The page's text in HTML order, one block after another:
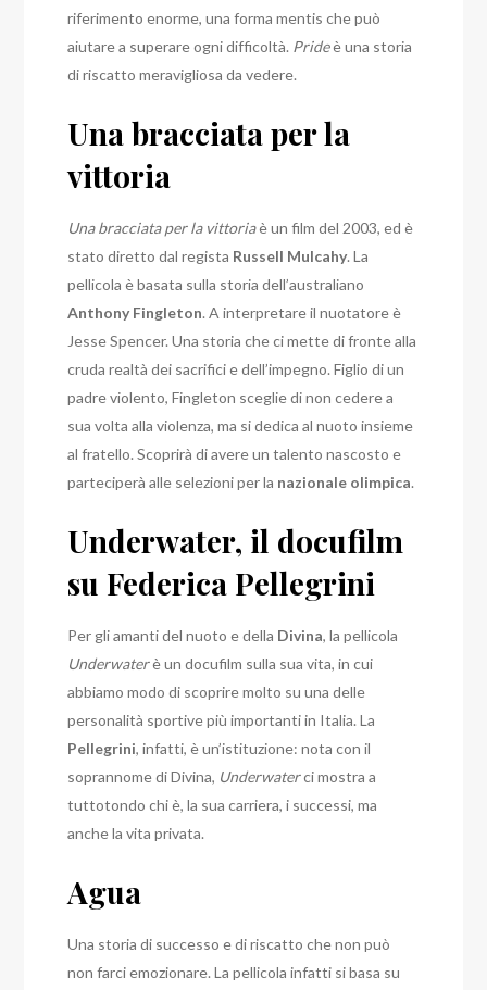
riferimento enorme, una forma mentis che può
aiutare a superare ogni difficoltà. Prideè una storia
di riscatto meravigliosa da vedere.
Una bracciata per la
vittoria
Una bracciata per la vittoriaè un film del 2003, ed è
stato diretto dal regista Russell Mulcahy. La
pellicola è basata sulla storia dell’australiano
Anthony Fingleton. A interpretare il nuotatore è
Jesse Spencer. Una storia che ci mette di fronte alla
cruda realtà dei sacrifici e dell’impegno. Figlio di un
padre violento, Fingleton sceglie di non cedere a
sua volta alla violenza, ma si dedica al nuoto insieme
al fratello. Scoprirà di avere un talento nascosto e
parteciperà alle selezioni per la nazionale olimpica.
Underwater, il docufilm
su Federica Pellegrini
Per gli amanti del nuoto e della Divina, la pellicola
Underwaterè un docufilm sulla sua vita, in cui
abbiamo modo di scoprire molto su una delle
personalità sportive più importanti in Italia. La
Pellegrini, infatti, è un’istituzione: nota con il
soprannome di Divina, Underwaterci mostra a
tuttotondo chi è, la sua carriera, i successi, ma
anche la vita privata.
Agua
Una storia di successo e di riscatto che non può
non farci emozionare. La pellicola infatti si basa su